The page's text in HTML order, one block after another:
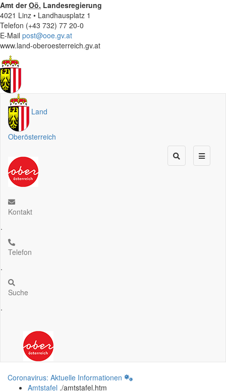
Amt derOö. Landesregierung
4021 Linz • Landhausplatz 1
Telefon (+43 732) 77 20-0
E-Mail post@ooe.gv.at
www.land-oberoesterreich.gv.at
Land
Oberösterreich
Kontakt
.
Telefon
.
Suche
.
Coronavirus: Aktuelle Informationen
Amtstafel ./amtstafel.htm